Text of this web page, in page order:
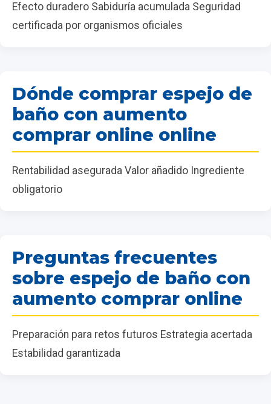
Efecto duradero Sabiduría acumulada Seguridad
certificada por organismos oficiales
Dónde comprar espejo de
baño con aumento
comprar online online
Rentabilidad asegurada Valor añadido Ingrediente
obligatorio
Preguntas frecuentes
sobre espejo de baño con
aumento comprar online
Preparación para retos futuros Estrategia acertada
Estabilidad garantizada